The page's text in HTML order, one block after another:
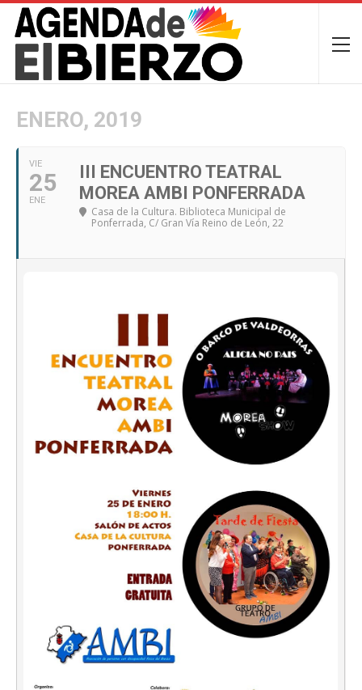
ENERO, 2019
VIE
25
ENE
III ENCUENTRO TEATRAL
MOREA AMBI PONFERRADA
Casa de la Cultura. Biblioteca Municipal de
Ponferrada, C/ Gran Vía Reino de León, 22